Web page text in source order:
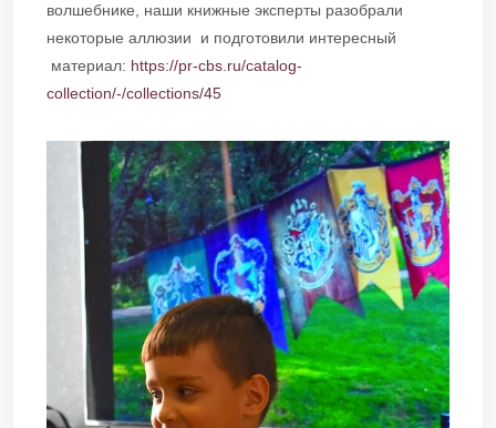
волшебнике, наши книжные эксперты разобрали
некоторые аллюзии и подготовили интересный
материал: https://pr-cbs.ru/catalog-
collection/-/collections/45